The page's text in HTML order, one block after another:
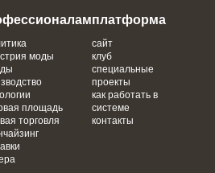
моды
площадь
торговля
платформа
сайт
клуб
специальные
проекты
как работать в
системе
контакты